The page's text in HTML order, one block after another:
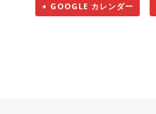
+ GOOGLE カレンダー